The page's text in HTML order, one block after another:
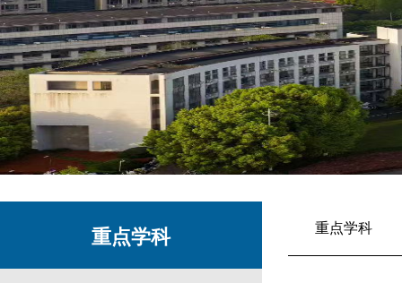
重点学科 重点学科